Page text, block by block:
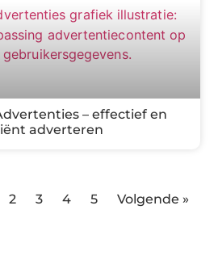
– effectief en
adverteren
2 3 4 5 Volgende »